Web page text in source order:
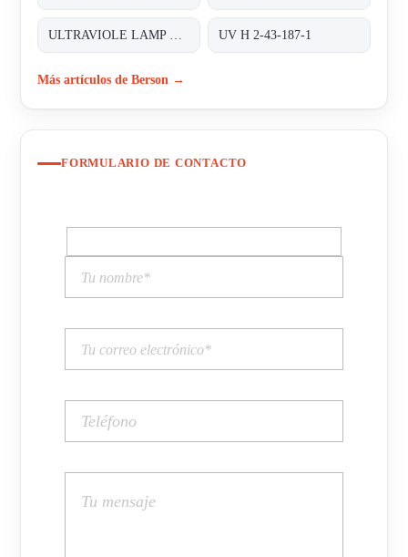
UV H 2-43-187-1
Más artículos de Berson →
FORMULARIO DE CONTACTO